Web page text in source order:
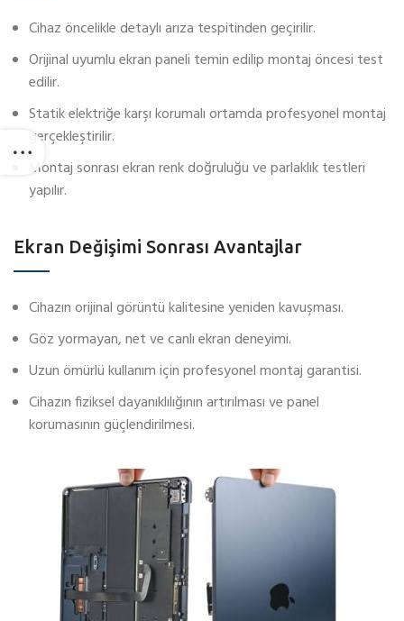
Cihaz öncelikle detaylı arıza tespitinden geçirilir.
Orijinal uyumlu ekran paneli temin edilip montaj öncesi test
edilir.
Statik elektriğe karşı korumalı ortamda profesyonel montaj
gerçekleştirilir.
Montaj sonrası ekran renk doğruluğu ve parlaklık testleri
yapılır.
Ekran Değişimi Sonrası Avantajlar
Cihazın orijinal görüntü kalitesine yeniden kavuşması.
Göz yormayan, net ve canlı ekran deneyimi.
Uzun ömürlü kullanım için profesyonel montaj garantisi.
Cihazın fiziksel dayanıklılığının artırılması ve panel
korumasının güçlendirilmesi.